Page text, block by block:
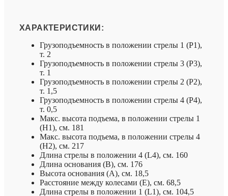
ХАРАКТЕРИСТИКИ:
Грузоподъемность в положении стрелы 1 (P1),
т. 2
Грузоподъемность в положении стрелы 3 (P3),
т. 1
Грузоподъемность в положении стрелы 2 (P2),
т. 1,5
Грузоподъемность в положении стрелы 4 (P4),
т. 0,5
Макс. высота подъема, в положении стрелы 1
(H1), см. 181
Макс. высота подъема, в положении стрелы 4
(H2), см. 217
Длина стрелы в положении 4 (L4), см. 160
Длина основания (B), см. 176
Высота основания (A), см. 18,5
Расстояние между колесами (E), см. 68,5
Длина стрелы в положении 1 (L1), см. 104,5